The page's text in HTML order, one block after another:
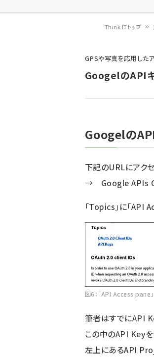
ン
く
ず
Think ITトップ
GPSや写真を応用した
GoogelのAPI
Googelの
下記のURLにアクセ
→ Google APIs
「Topics」に「API
図6：「API Access pane」
筆者はすでにAPI
この中のAPI Keyを
左上にあるAPI